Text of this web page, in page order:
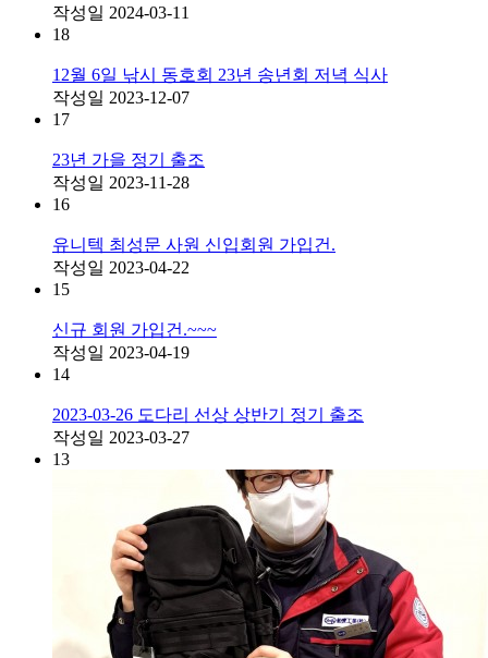
작성일 2024-03-11
18
12월 6일 낚시 동호회 23년 송년회 저녁 식사
작성일 2023-12-07
17
23년 가을 정기 출조
작성일 2023-11-28
16
유니텍 최성문 사원 신입회원 가입건.
작성일 2023-04-22
15
신규 회원 가입건.~~~
작성일 2023-04-19
14
2023-03-26 도다리 선상 상반기 정기 출조
작성일 2023-03-27
13